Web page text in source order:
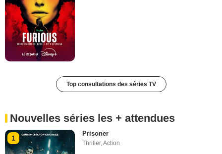
Top consultations des séries TV
Nouvelles séries les + attendues
1
Prisoner
Thriller,Action